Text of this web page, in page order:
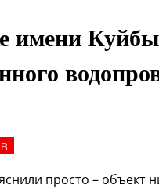
имени
просто – объект